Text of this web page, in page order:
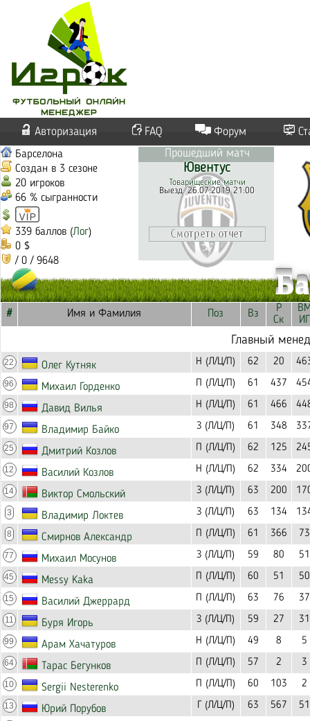
Авторизация FAQ Форум
Барселона
Создан в 3 сезоне
20 игроков
66 % сыгранности
339 баллов (Лог)
0 $
/ 0 / 9648
Прошедший матч
Ювентус
Товарищеские матчи
Выезд. 26.07.2019 21:00
# Имя и Фамилия Поз Вз
Р
Ск
ИГ
Главный
22 Олег Кутняк Н (Л/Ц/П) 62 20
96 Михаил Горденко П (Л/Ц/П) 61 437
98 Давид Вилья Н (Л/Ц/П) 61 466
97 Владимир Байко З (Л/Ц/П) 61 348
25 Дмитрий Козлов П (Л/Ц/П) 62 125
12 Василий Козлов Н (Л/Ц/П) 62 334
14 Виктор Смольский З (Л/Ц/П) 63 200
3 Владимир Локтев З (Л/Ц/П) 63 134
8 Смирнов Александр П (Л/Ц/П) 61 366 73
77 Михаил Мосунов З (Л/Ц/П) 59 80 51
45 Messy Kaka П (Л/Ц/П) 60 51 50
15 Василий Джеррард П (Л/Ц/П) 63 76 37
11 Буря Игорь З (Л/Ц/П) 59 27 31
99 Арам Хачатуров Н (Л/Ц/П) 49 8 5
64 Тарас Бегунков П (Л/Ц/П) 57 2 3
10 Sergii Nesterenko П (Л/Ц/П) 60 103 2
13 Юрий Порубов Г (Л/Ц/П) 63 567 51